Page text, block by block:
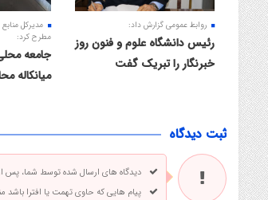
روابط عمومی گزارش داد:
رئیس دانشگاه علوم و فنون روز
خبرنگار را تبریک گفت
مدیرکل
مطرح کرد:
جامعه
میانکاله
ثبت دیدگاه
دیدگاه های ارسال شده توسط شما، پس
پیام هایی که حاوی تهمت یا افترا باشد